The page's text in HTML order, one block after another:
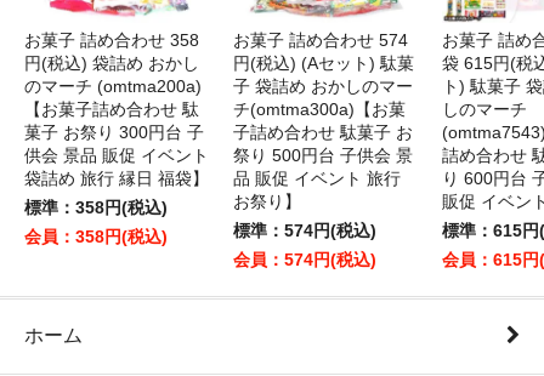
お菓子 詰め合わせ 358
円(税込) 袋詰め おかし
のマーチ (omtma200a)
【お菓子詰め合わせ 駄
菓子 お祭り 300円台 子
供会 景品 販促 イベント
袋詰め 旅行 縁日 福袋】
標準：358円(税込)
会員：358円(税込)
お菓子 詰め合わせ 574
円(税込) (Aセット) 駄菓
子 袋詰め おかしのマー
チ(omtma300a)【お菓
子詰め合わせ 駄菓子 お
祭り 500円台 子供会 景
品 販促 イベント 旅行
お祭り】
標準：574円(税込)
会員：574円(税込)
お菓子 詰め
袋 615円(税
ト) 駄菓子
しのマーチ
詰め合わせ
り 600円台
販促 イベン
標準：615円
会員：615円
ホーム